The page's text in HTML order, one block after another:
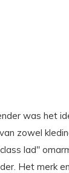
was het
zowel
lad"
Het merk